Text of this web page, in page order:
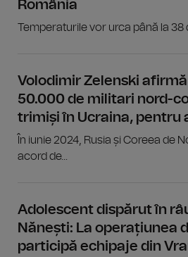
România
Temperaturile vor urca până la 38
Volodimir Zelenski
50.000 de militari nord-
trimiși în Ucraina, pentru
În iunie 2024, Rusia și Coreea de
acord de...
Adolescent dispărut în
Nănești: La operațiunea
participă echipaje din